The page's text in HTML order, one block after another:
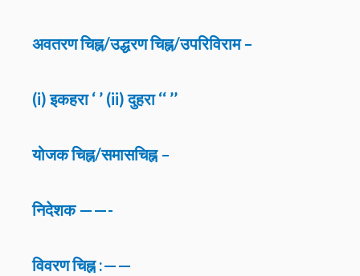
अवतरण चिह्न/उद्धरण चिह्न/उपरिविराम –
(i) इकहरा ‘ ’ (ii) दुहरा ‘‘ ’’
योजक चिह्न/समासचिह्न –
निदेशक ——-
विवरण चिह्न :——